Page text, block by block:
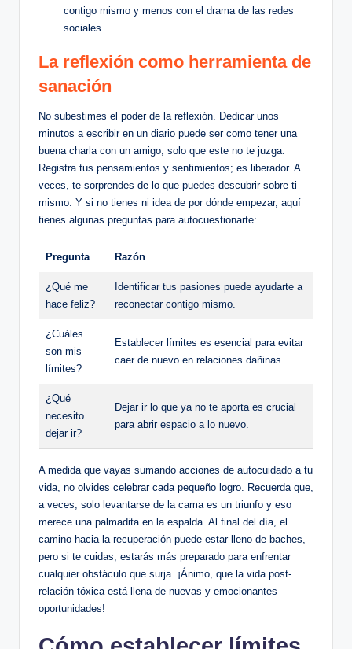
‍contigo mismo y menos con el drama⁤ de⁤ las⁢ redes
sociales.
La reflexión como herramienta de‍
sanación
No subestimes⁣ el poder ​de ⁤la reflexión. Dedicar unos
minutos ⁣a escribir en un diario⁤ puede⁤ ser como tener una
buena charla ​con ‍un amigo, solo que ​este no te ‌juzga.
Registra tus⁣ pensamientos y‍ sentimientos; es liberador. A
veces, te sorprendes de lo que ‌puedes descubrir sobre⁤ ti
mismo. Y si no tienes ni⁤ idea de ⁣por‍ dónde ⁤empezar, aquí
tienes​ algunas preguntas para ​autocuestionarte:
Pregunta Razón
¿Qué​ me
hace feliz?
Identificar⁣ tus⁤ pasiones puede ayudarte ⁣a
⁢reconectar contigo mismo.
¿Cuáles
son mis
límites?
Establecer límites es esencial para ⁤evitar
caer ⁤de nuevo ‌en relaciones dañinas.
¿Qué​
necesito⁣
dejar ‌ir?
Dejar ir lo que‍ ya no te aporta es crucial‍
para⁣ abrir⁣ espacio a lo nuevo.
A medida ⁣que ⁣vayas sumando ⁢acciones‍ de autocuidado a tu
vida, no olvides ⁣celebrar cada pequeño logro. Recuerda‍ que,
a veces, solo levantarse de la cama es‍ un triunfo y eso
merece una palmadita en la​ espalda. Al final del día, el
camino hacia ​la recuperación puede estar lleno ‌de ​baches,
pero‌ si te cuidas, estarás ⁣más preparado para enfrentar
‌cualquier obstáculo‌ que surja. ⁣¡Ánimo, que la vida post-
relación tóxica está llena​ de nuevas y emocionantes
oportunidades!